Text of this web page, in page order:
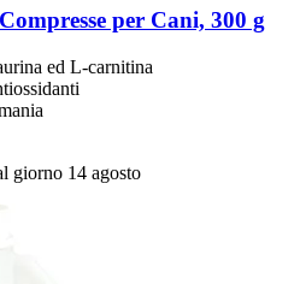
per Cani, 300 g
ed L-carnitina
giorno 14 agosto